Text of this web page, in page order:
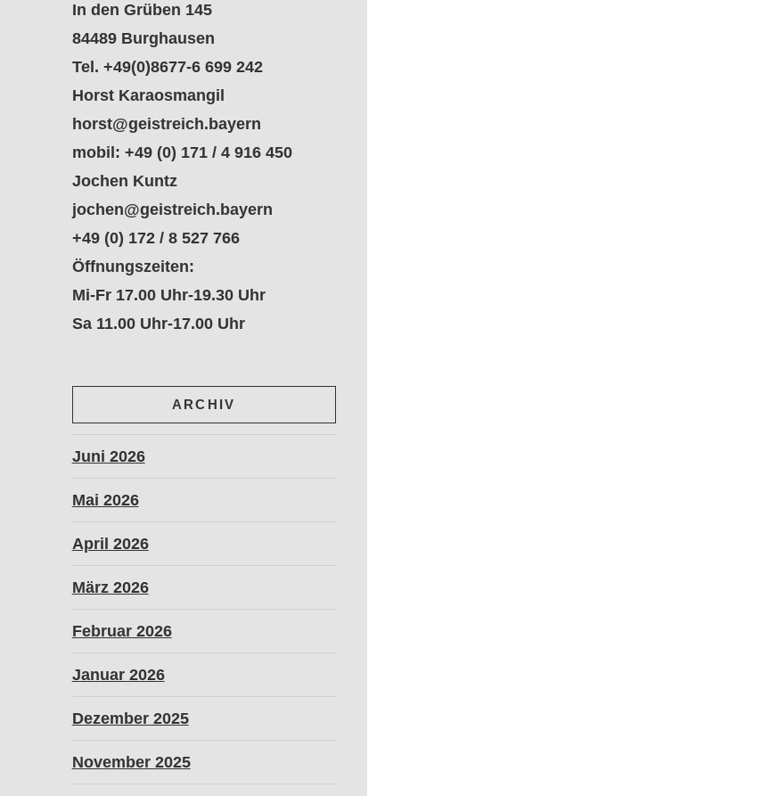
In den Grüben 145
84489 Burghausen
Tel. +49(0)8677-6 699 242
Horst Karaosmangil
horst@geistreich.bayern
mobil: +49 (0) 171 / 4 916 450
Jochen Kuntz
jochen@geistreich.bayern
+49 (0) 172 / 8 527 766
Öffnungszeiten:
Mi-Fr 17.00 Uhr-19.30 Uhr
Sa 11.00 Uhr-17.00 Uhr
ARCHIV
Juni 2026
Mai 2026
April 2026
März 2026
Februar 2026
Januar 2026
Dezember 2025
November 2025